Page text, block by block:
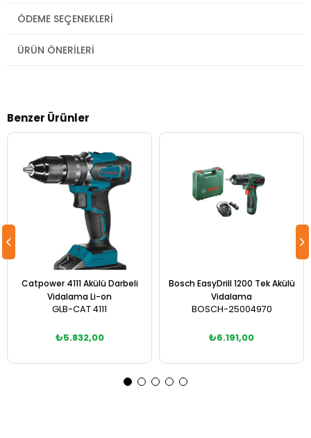
ÖDEME SEÇENEKLERI
ÜRÜN ÖNERILERI
Benzer Ürünler
Catpower 4111 Akülü Darbeli
Vidalama Li-on
GLB-CAT 4111
₺5.832,00
Bosch EasyDrill 1200 Tek Akülü
Vidalama
BOSCH-25004970
₺6.191,00